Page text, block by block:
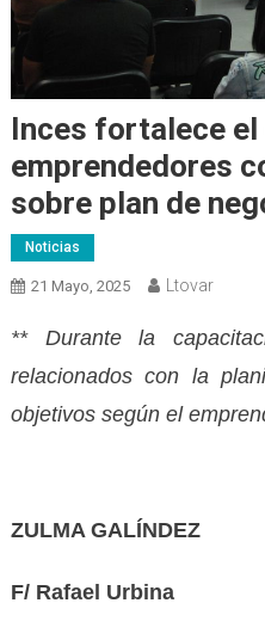
Inces fortalece
emprendedores
sobre plan de
Noticias
21 Mayo, 2025 Ltovar
** Durante la
relacionados con la
objetivos según el
ZULMA GALÍNDEZ
F/ Rafael Urbina